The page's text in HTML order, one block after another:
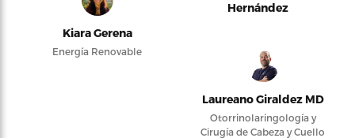
Kiara Gerena
Energía Renovable
Hernández
Laureano Giraldez MD
Otorrinolaringología y
Cirugía de Cabeza y Cuello